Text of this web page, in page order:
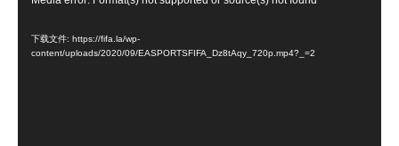
下载文件: https://fifa.la/wp-
content/uploads/2020/09/EASPORTSFIFA_Dz8tAqy_720p.mp4?_=2